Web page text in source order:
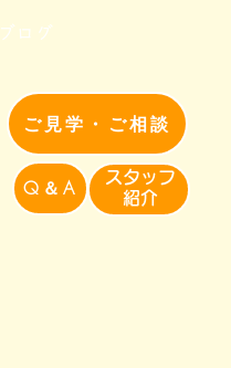
ご見学・ご相談
Q＆A
​スタッフ
紹介​
ブログ